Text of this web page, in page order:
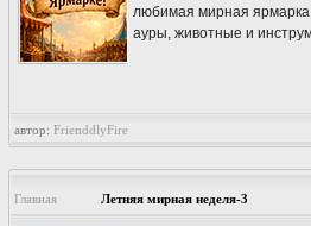
любимая мирная
ауры, животные и
автор: FrienddlyFire
Главная Летняя мирная неделя-3